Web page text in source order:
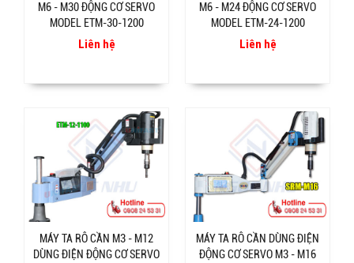
M6 - M30 ĐỘNG CƠ SERVO
MODEL ETM-30-1200
Liên hệ
M6 - M24 ĐỘNG CƠ SERVO
MODEL ETM-24-1200
Liên hệ
MÁY TA RÔ CẦN M3 - M12
DÙNG ĐIỆN ĐỘNG CƠ SERVO
MÁY TA RÔ CẦN DÙNG ĐIỆN
ĐỘNG CƠ SERVO M3 - M16